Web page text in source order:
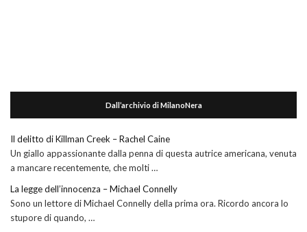
Dall’archivio di MilanoNera
Il delitto di Killman Creek – Rachel Caine
Un giallo appassionante dalla penna di questa autrice americana, venuta
a mancare recentemente, che molti …
La legge dell’innocenza – Michael Connelly
Sono un lettore di Michael Connelly della prima ora. Ricordo ancora lo
stupore di quando, …